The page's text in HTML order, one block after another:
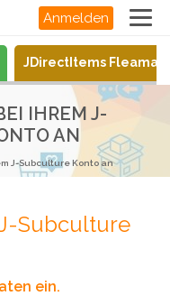
Anmelden
JDirectItems
IHREM J-
AN
J-Subculture Konto an
Subculture
ein.